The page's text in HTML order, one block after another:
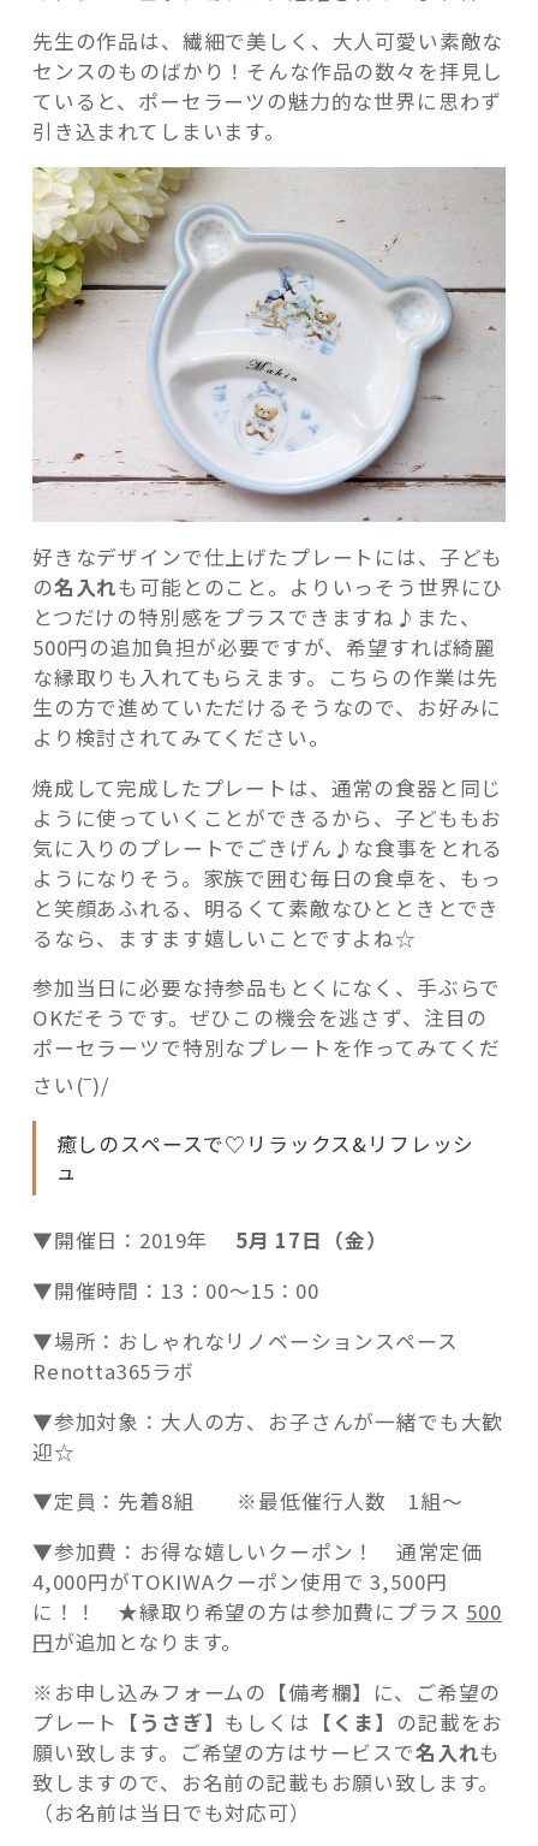
先生の作品は、繊細で美しく、大人可愛い素敵な
センスのものばかり！そんな作品の数々を拝見し
ていると、ポーセラーツの魅力的な世界に思わず
引き込まれてしまいます。
好きなデザインで仕上げたプレートには、子ども
の名入れも可能とのこと。よりいっそう世界にひ
とつだけの特別感をプラスできますね♪また、
500円の追加負担が必要ですが、希望すれば綺麗
な縁取りも入れてもらえます。こちらの作業は先
生の方で進めていただけるそうなので、お好みに
より検討されてみてください。
焼成して完成したプレートは、通常の食器と同じ
ように使っていくことができるから、子どももお
気に入りのプレートでごきげん♪な食事をとれる
ようになりそう。家族で囲む毎日の食卓を、もっ
と笑顔あふれる、明るくて素敵なひとときとでき
るなら、ますます嬉しいことですよね☆
参加当日に必要な持参品もとくになく、手ぶらで
OKだそうです。ぜひこの機会を逃さず、注目の
ポーセラーツで特別なプレートを作ってみてくだ
さい(–)/
癒しのスペースで♡リラックス&リフレッシ
ュ
▼開催日：2019年
5月 17日（金）
▼開催時間：13：00～15：00
▼場所：おしゃれなリノベーションスペース
Renotta365ラボ
▼参加対象：大人の方、お子さんが一緒でも大歓
迎☆
▼定員：先着8組 ※最低催行人数 1組～
▼参加費：お得な嬉しいクーポン！ 通常定価
4,000円がTOKIWAクーポン使用で 3,500円
に！！ ★縁取り希望の方は参加費にプラス 500
円が追加となります。
※お申し込みフォームの【備考欄】に、ご希望の
プレート
【うさぎ】 もしくは 【くま】 の記載をお
願い致します。ご希望の方はサービスで名入れも
致しますので、お名前の記載もお願い致します。
（お名前は当日でも対応可）